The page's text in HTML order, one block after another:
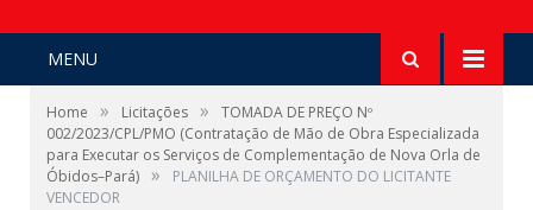
MENU
Home » Licitações »
TOMADA DE PREÇO Nº
002/2023/CPL/PMO (Contratação de Mão de Obra Especializada
para Executar os Serviços de Complementação de Nova Orla de
Óbidos–Pará) »
PLANILHA DE ORÇAMENTO DO LICITANTE
VENCEDOR